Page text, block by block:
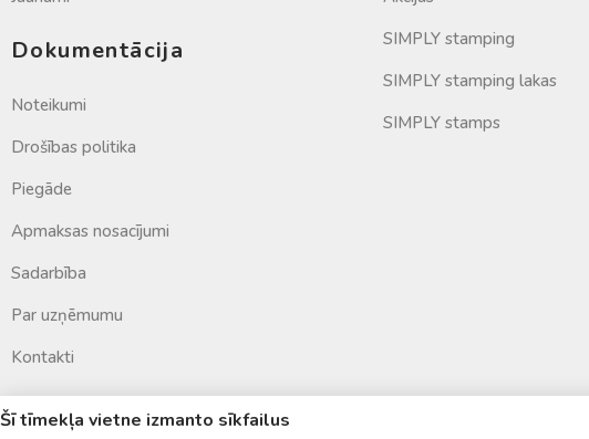
Dokumentācija
Noteikumi
Drošības politika
Piegāde
Apmaksas nosacījumi
Sadarbība
Par uzņēmumu
Kontakti
SIMPLY stamping
SIMPLY stamping lakas
SIMPLY stamps
Šī tīmekļa vietne izmanto sīkfailus